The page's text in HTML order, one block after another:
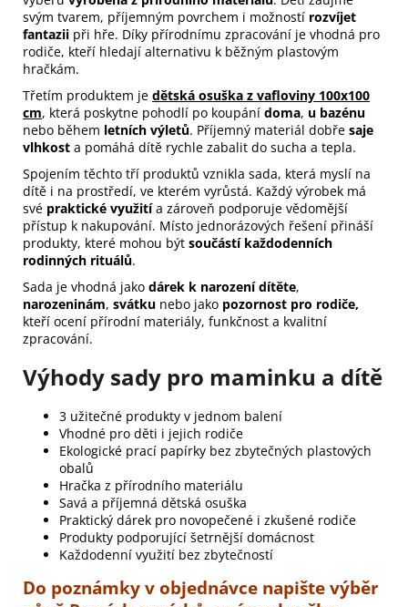
svým tvarem, příjemným povrchem i možností rozvíjet
fantazii při hře. Díky přírodnímu zpracování je vhodná pro
rodiče, kteří hledají alternativu k běžným plastovým
hračkám.
Třetím produktem je dětská osuška z vafloviny 100x100
cm, která poskytne pohodlí po koupání doma, u bazénu
nebo během letních výletů. Příjemný materiál dobře saje
vlhkost a pomáhá dítě rychle zabalit do sucha a tepla.
Spojením těchto tří produktů vznikla sada, která myslí na
dítě i na prostředí, ve kterém vyrůstá. Každý výrobek má
své praktické využitía zároveň podporuje vědomější
přístup k nakupování. Místo jednorázových řešení přináší
produkty, které mohou být součástí každodenních
rodinných rituálů.
Sada je vhodná jako dárek k narození dítěte,
narozeninám, svátku nebo jako pozornost pro rodiče,
kteří ocení přírodní materiály, funkčnost a kvalitní
zpracování.
Výhody sady pro maminku a dítě
3 užitečné produkty v jednom balení
Vhodné pro děti i jejich rodiče
Ekologické prací papírky bez zbytečných plastových
obalů
Hračka z přírodního materiálu
Savá a příjemná dětská osuška
Praktický dárek pro novopečené i zkušené rodiče
Produkty podporující šetrnější domácnost
Každodenní využití bez zbytečností
Do poznámky v objednávce napište výběr